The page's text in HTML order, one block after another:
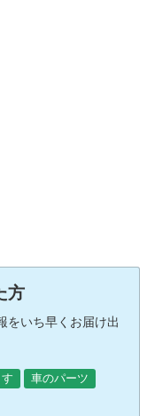
方
をいち早くお届け出
車のパーツ